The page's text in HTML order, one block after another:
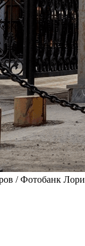
/ Фотобанк Лори